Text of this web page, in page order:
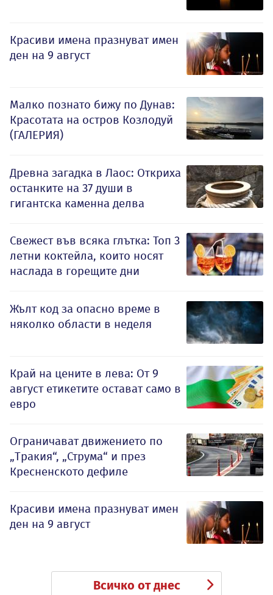
Красиви имена празнуват имен
ден на 9 август
Малко познато бижу по Дунав:
Красотата на остров Козлодуй
(ГАЛЕРИЯ)
Древна загадка в Лаос: Откриха
останките на 37 души в
гигантска каменна делва
Свежест във всяка глътка: Топ 3
летни коктейла, които носят
наслада в горещите дни
Жълт код за опасно време в
няколко области в неделя
Край на цените в лева: От 9
август етикетите остават само в
евро
Ограничават движението по
„Тракия“, „Струма“ и през
Кресненското дефиле
Красиви имена празнуват имен
ден на 9 август
Всичко от днес